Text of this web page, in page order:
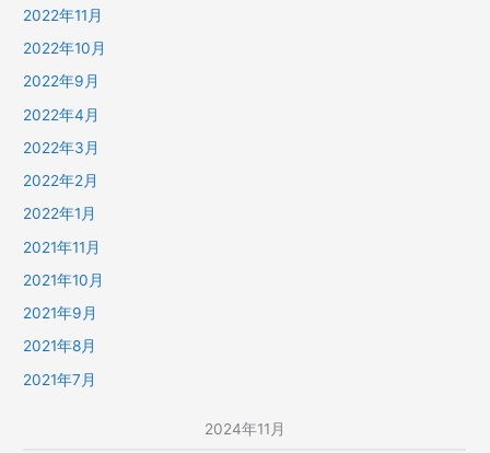
2022年11月
2022年10月
2022年9月
2022年4月
2022年3月
2022年2月
2022年1月
2021年11月
2021年10月
2021年9月
2021年8月
2021年7月
2024年11月